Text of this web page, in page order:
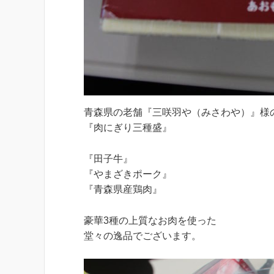
青森県の老舗『三咲羽や（みさわや）』様
『肉にぎり三種盛』
『田子牛』
『やまざきポーク』
『青森県産鶏肉』
豪華3種の上質なお肉を使った
堂々の逸品でございます。